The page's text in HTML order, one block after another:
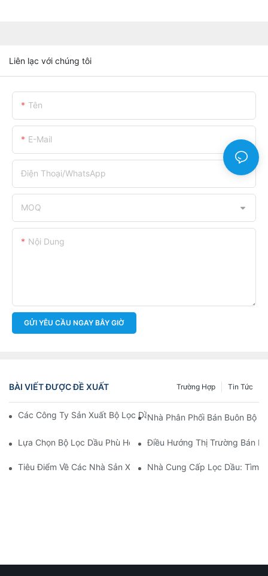
Liên lạc với chúng tôi
Tên
E-Mail
Điện Thoại/WhatsApp
MOQ
Nội Dung
GỬI YÊU CẦU NGAY BÂY GIỜ
BÀI VIẾT ĐƯỢC ĐỀ XUẤT Tin Tức
Trường Hợp
Các Công Ty Sản Xuất Bộ Lọc Dầu Hàng Đầu: Tổng Quan Toàn
Nhà Phân Phối Bán Buôn Bộ
Lựa Chọn Bộ Lọc Dầu Phù Hợp Cho Mẫu Xe Của Bạn: Những
Điều Hướng Thị Trường Bán
Tiêu Điểm Về Các Nhà Sản Xuất Bộ Lọc Dầu Hàng Đầu Và
Nhà Cung Cấp Lọc Dầu: Tìm